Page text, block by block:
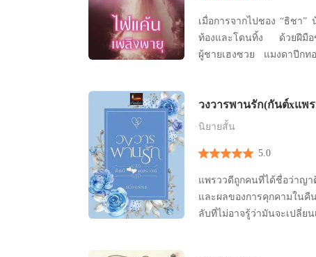
เมื่อการจากไปชอง “ธิชา”
ท้องและโดนทิ้ง ด้วยฝีมือของกันต์ รังสีภิรมย์
ผู้ชายเฮงซวย แมงดาปีกท
คราวซวยของ “อุรวรา” เ
กันต์ รังสีภิรมย์ ที่เขาเลือกที่
วงวารพานรัก(กันต์xแพ
นิยายสั้น
5.0
แพรววดีถูกคนที่ได้ชื่อว่าญ
และผลของการคุกคามใน
ลับที่ไม่อาจรู้ว่ามันจะเปลี่ย